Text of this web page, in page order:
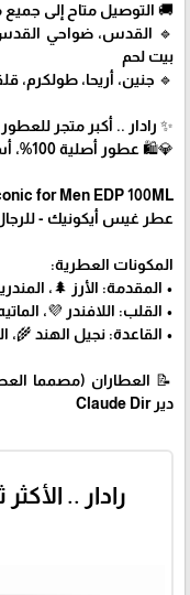
🚚 التوصيل متاح إلى
🔹 القدس، ضواحي القدس،
بيت لحم
🔹 جنين، أريحا، طولكرم،
✨ رادار .. أكبر متجر
💎🛍️ عطور أصلية 100%، أسعار منافسة، توصيل سريع
for Men EDP 100ML
عطر غيس أيكونيك - للرجال -
المكونات العطرية:
• المقدمة: الأرز 🌲،
• القلب: اللافندر 💜،
• القاعدة: نجيل الهند 🌾،
دير Claude Dir
رادار ..